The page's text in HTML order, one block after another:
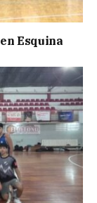
Esquina